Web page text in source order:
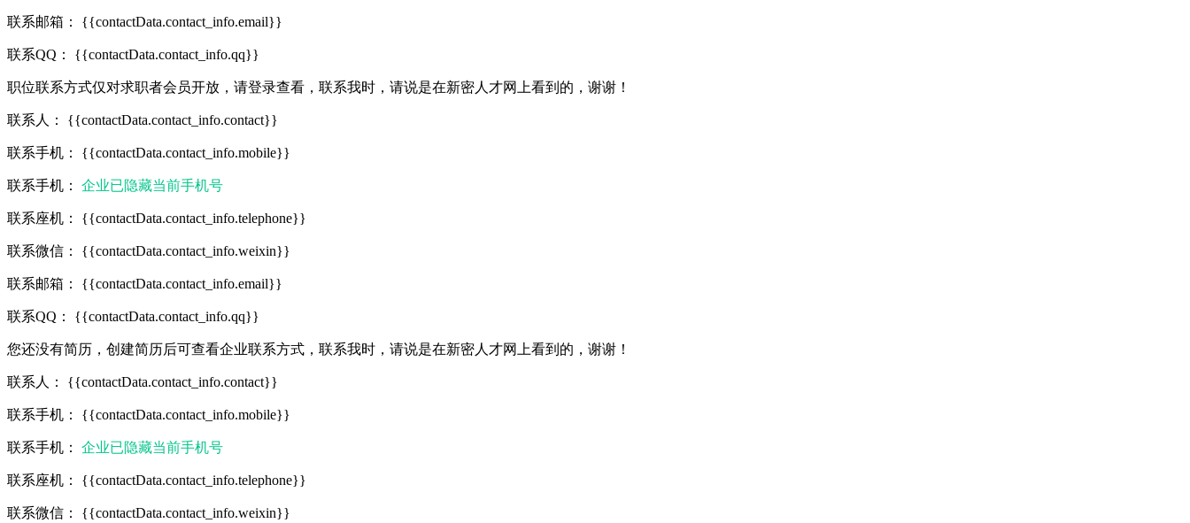
联系邮箱： {{contactData.contact_info.email}}
联系QQ： {{contactData.contact_info.qq}}
职位联系方式仅对求职者会员开放，请登录查看 ，联系我时，请说是在新密人才网上看到的，谢谢！
联系人： {{contactData.contact_info.contact}}
联系手机： {{contactData.contact_info.mobile}}
联系手机： 企业已隐藏当前手机号
联系座机： {{contactData.contact_info.telephone}}
联系微信： {{contactData.contact_info.weixin}}
联系邮箱： {{contactData.contact_info.email}}
联系QQ： {{contactData.contact_info.qq}}
您还没有简历， 创建简历后可查看企业联系方式 ，联系我时，请说是在新密人才网上看到的，谢谢！
联系人： {{contactData.contact_info.contact}}
联系手机： {{contactData.contact_info.mobile}}
联系手机： 企业已隐藏当前手机号
联系座机： {{contactData.contact_info.telephone}}
联系微信： {{contactData.contact_info.weixin}}